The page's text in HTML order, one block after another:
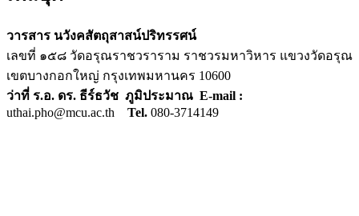
วารสาร นวังคสัตถุสาสน์ปริทรรศน์
เลขที่ ๑๕๘ วัดอรุณราชวราราม ราชวรมหาวิหาร แขวงวัดอรุณ
เขตบางกอกใหญ่ กรุงเทพมหานคร 10600
ว่าที่ ร.อ. ดร. ธีร์ธวัช ภูมิประมาณ E-mail :
uthai.pho@mcu.ac.th Tel. 080-3714149